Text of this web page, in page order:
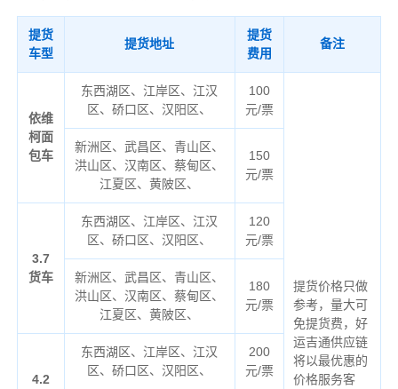
提货
车型
提货地址
提货
费用
备注
依维
柯面
包车
东西湖区、江岸区、江汉
区、硚口区、汉阳区、
100
元/票
提货价格只做
参考，量大可
免提货费，好
运吉通供应链
将以最优惠的
价格服务客
新洲区、武昌区、青山区、
洪山区、汉南区、蔡甸区、
江夏区、黄陂区、
150
元/票
3.7
货车
东西湖区、江岸区、江汉
区、硚口区、汉阳区、
120
元/票
新洲区、武昌区、青山区、
洪山区、汉南区、蔡甸区、
江夏区、黄陂区、
180
元/票
4.2
东西湖区、江岸区、江汉
区、硚口区、汉阳区、
200
元/票